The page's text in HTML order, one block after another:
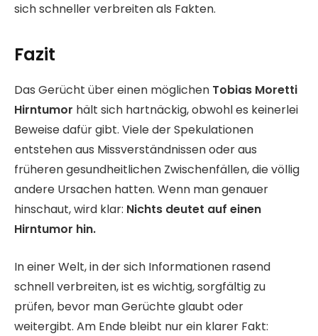
sich schneller verbreiten als Fakten.
Fazit
Das Gerücht über einen möglichen Tobias Moretti
Hirntumor hält sich hartnäckig, obwohl es keinerlei
Beweise dafür gibt. Viele der Spekulationen
entstehen aus Missverständnissen oder aus
früheren gesundheitlichen Zwischenfällen, die völlig
andere Ursachen hatten. Wenn man genauer
hinschaut, wird klar: Nichts deutet auf einen
Hirntumor hin.
In einer Welt, in der sich Informationen rasend
schnell verbreiten, ist es wichtig, sorgfältig zu
prüfen, bevor man Gerüchte glaubt oder
weitergibt. Am Ende bleibt nur ein klarer Fakt: